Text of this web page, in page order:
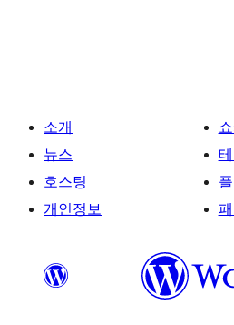
소개
뉴스
호스팅
개인정보